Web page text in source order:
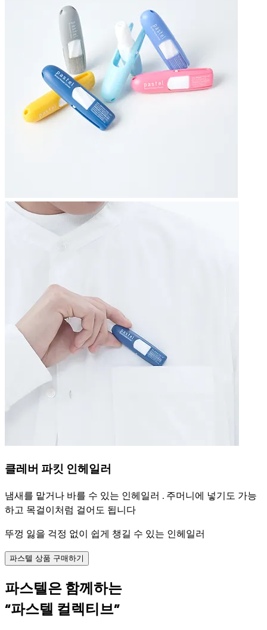
클레버 파킷 인헤일러
냄새를 맡거나 바를 수 있는 인헤일러 . 주머니에 넣기도 가능
하고 목걸이처럼 걸어도 됩니다
뚜껑 잃을 걱정 없이 쉽게 챙길 수 있는 인헤일러
파스텔 상품 구매하기
파스텔은 함께하는
“파스텔 컬렉티브”